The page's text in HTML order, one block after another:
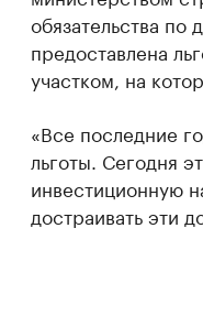
обязательства
предоставлена
участком, на
«Все последние
льготы. Сегодня
инвестиционную
достраивать эти